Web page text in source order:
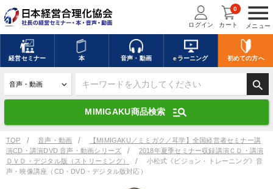
menu
メニュー
ログイン カート
0
経営セミナー 本 音声・動画 eラーニング 初めての方へ
search
MIMIGAKU商品検索 manage_search
キーワードを入力して探す
デジタル版対応のみ検索結果に表示する
search 上記の条件で検索
TOP 音声・動画
【MIMIGAKU／ミミガク／耳学】全国経営者セミナー講
演CD・講演DVD 音声・動画シリーズ
2018年夏季セミナー収録講演ＣＤ・講演
ＤＶＤ・デジタル版（ストリーミング）
小松式《ビジョン・トレーニング》音
声・映像講座（CD・DVD・デジタル版対応）